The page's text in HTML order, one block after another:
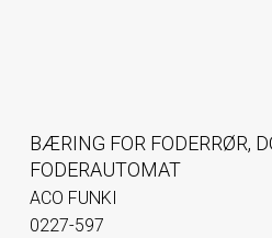
BÆRING FOR FODERRØR,
FODERAUTOMAT
ACO FUNKI
0227-597